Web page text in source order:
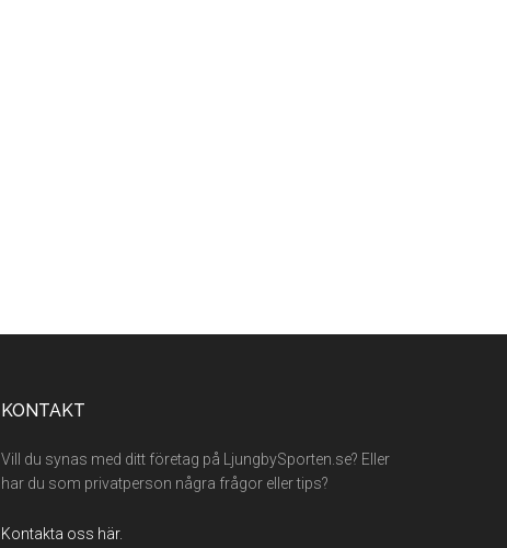
KONTAKT
Vill du synas med ditt företag på LjungbySporten.se? Eller
har du som privatperson några frågor eller tips?
Kontakta oss här.